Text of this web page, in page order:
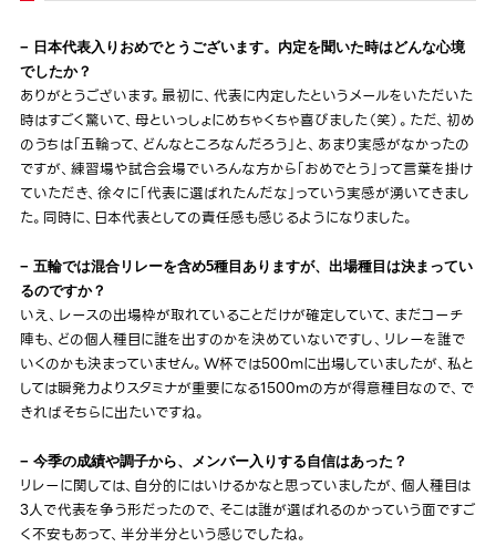
− 日本代表入りおめでとうございます。内定を聞いた時はどんな心境
でしたか？
ありがとうございます。最初に、代表に内定したというメールをいただいた
時はすごく驚いて、母といっしょにめちゃくちゃ喜びました（笑）。ただ、初め
のうちは「五輪って、どんなところなんだろう」と、あまり実感がなかったの
ですが、練習場や試合会場でいろんな方から「おめでとう」って言葉を掛け
ていただき、徐々に「代表に選ばれたんだな」っていう実感が湧いてきまし
た。同時に、日本代表としての責任感も感じるようになりました。
− 五輪では混合リレーを含め5種目ありますが、出場種目は決まってい
るのですか？
いえ、レースの出場枠が取れていることだけが確定していて、まだコーチ
陣も、どの個人種目に誰を出すのかを決めていないですし、リレーを誰で
いくのかも決まっていません。W杯では500mに出場していましたが、私と
しては瞬発力よりスタミナが重要になる1500mの方が得意種目なので、で
きればそちらに出たいですね。
− 今季の成績や調子から、メンバー入りする自信はあった？
リレーに関しては、自分的にはいけるかなと思っていましたが、個人種目は
3人で代表を争う形だったので、そこは誰が選ばれるのかっていう面ですご
く不安もあって、半分半分という感じでしたね。